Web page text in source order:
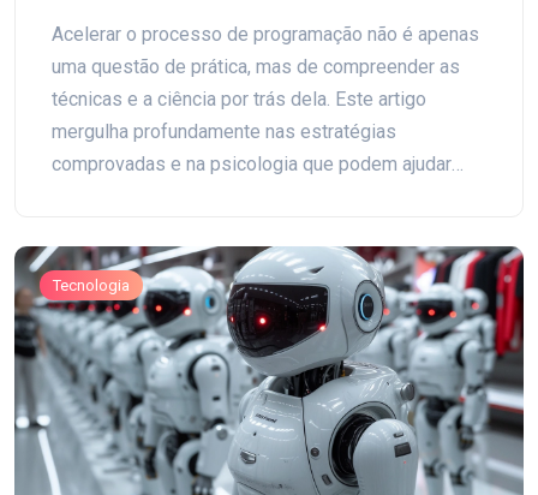
Acelerar o processo de programação não é apenas
uma questão de prática, mas de compreender as
técnicas e a ciência por trás dela. Este artigo
mergulha profundamente nas estratégias
comprovadas e na psicologia que podem ajudar
otimização do ambiente de trabalho até o
aprimoramento das habilidades de codificação.
Tecnologia